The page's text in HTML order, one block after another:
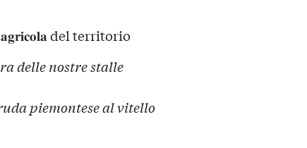
del territorio
delle nostre stalle
piemontese al vitello